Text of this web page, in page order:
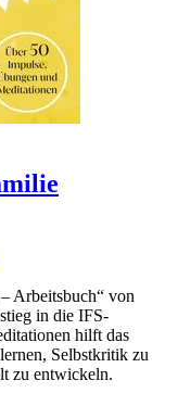
Arbeitsbuch“ von
in die IFS-
hilft das
Selbstkritik zu
zu entwickeln.